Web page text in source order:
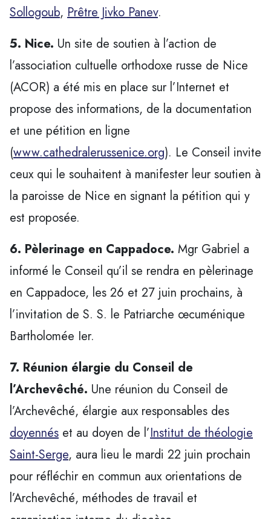
Sollogoub, Prêtre Jivko Panev.
5. Nice. Un site de soutien à l’action de
l’association cultuelle orthodoxe russe de Nice
(ACOR) a été mis en place sur l’Internet et
propose des informations, de la documentation
et une pétition en ligne
(www.cathedralerussenice.org). Le Conseil invite
ceux qui le souhaitent à manifester leur soutien à
la paroisse de Nice en signant la pétition qui y
est proposée.
6. Pèlerinage en Cappadoce. Mgr Gabriel a
informé le Conseil qu’il se rendra en pèlerinage
en Cappadoce, les 26 et 27 juin prochains, à
l’invitation de S. S. le Patriarche œcuménique
Bartholomée Ier.
7. Réunion élargie du Conseil de
l’Archevêché. Une réunion du Conseil de
l’Archevêché, élargie aux responsables des
doyennés et au doyen de l’Institut de théologie
Saint-Serge, aura lieu le mardi 22 juin prochain
pour réfléchir en commun aux orientations de
l’Archevêché, méthodes de travail et